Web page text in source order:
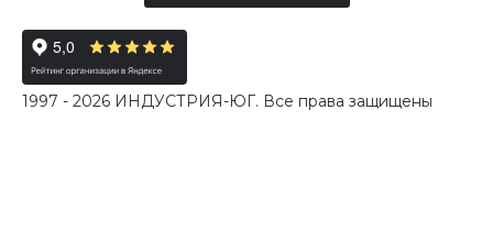
1997 - 2026 ИНДУСТРИЯ-ЮГ. Все права защищены